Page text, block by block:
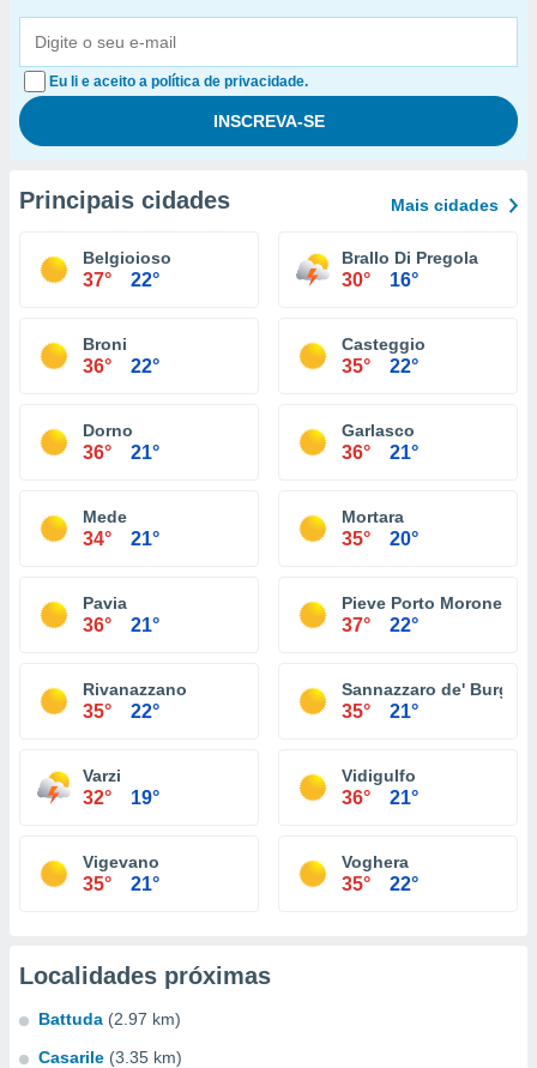
Eu li e aceito a política de privacidade.
Principais cidades Mais cidades
Belgioioso
37° 22°
Brallo Di Pregola
30° 16°
Broni
36° 22°
Casteggio
35° 22°
Dorno
36° 21°
Garlasco
36° 21°
Mede
34° 21°
Mortara
35° 20°
Pavia
36° 21°
Pieve Porto Morone
37° 22°
Rivanazzano
35° 22°
Sannazzaro de'
35° 21°
Varzi
32° 19°
Vidigulfo
36° 21°
Vigevano
35° 21°
Voghera
35° 22°
Localidades próximas
Battuda (2.97 km)
Casarile (3.35 km)